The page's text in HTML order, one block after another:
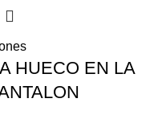
HUECO EN LA